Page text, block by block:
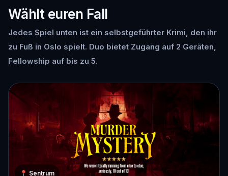
Wählt euren Fall
Jedes Spiel unten ist ein selbstgeführter Krimi, den ihr
zu Fuß in Oslo spielt. Duo bietet Zugang auf 2 Geräten,
Fellowship auf bis zu 5.
📍 Sentrum